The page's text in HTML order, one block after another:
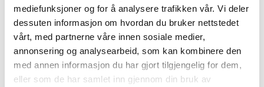
mediefunksjoner og for å analysere trafikken vår. Vi deler
dessuten informasjon om hvordan du bruker nettstedet
vårt, med partnerne våre innen sosiale medier,
annonsering og analysearbeid, som kan kombinere den
med annen informasjon du har gjort tilgjengelig for dem,
eller som de har samlet inn gjennom din bruk av
Send en melding
Du kan kontakte Styret på to måter: Postkasse til styret
finner du på postkassestativet
utenfor 42 A, eller på mail. oddenmarina@gmail.com